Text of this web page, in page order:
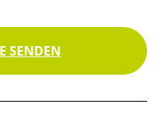
SENDEN